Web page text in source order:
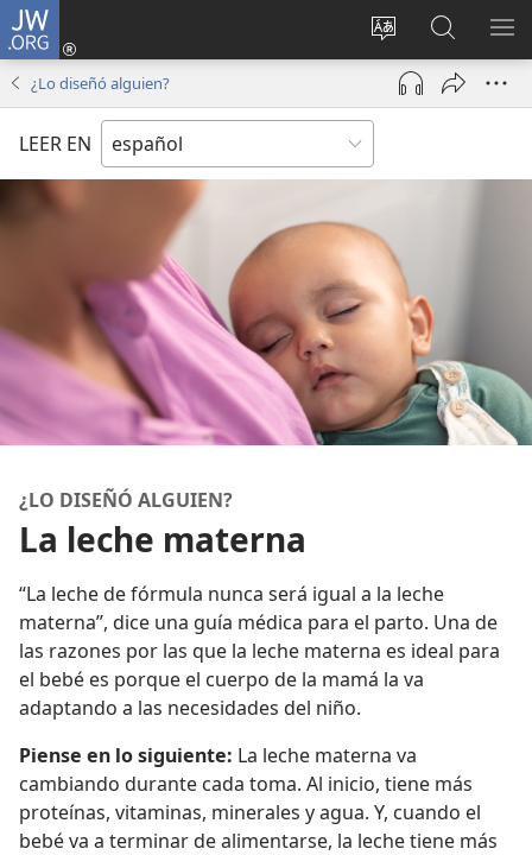
JW.ORG
Cambiar
idioma
del sitio
Iniciar
sesión
(abre
nueva
en
jw.org
¿Lo diseñó alguien?
LEER EN
¿LO DISEÑÓ ALGUIEN?
La leche materna
“La leche de fórmula nunca será igual a la leche
materna”, dice una guía médica para el parto. Una de
las razones por las que la leche materna es ideal para
el bebé es porque el cuerpo de la mamá la va
adaptando a las necesidades del niño.
Piense en lo siguiente: La leche materna va
cambiando durante cada toma. Al inicio, tiene más
proteínas, vitaminas, minerales y agua. Y, cuando el
bebé va a terminar de alimentarse, la leche tiene más